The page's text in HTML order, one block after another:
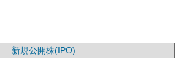
新規公開株(IPO)